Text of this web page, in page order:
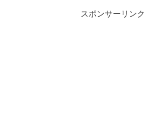
スポンサーリンク